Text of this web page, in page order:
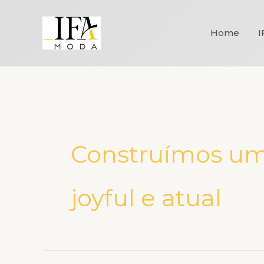
Home
Construímos
joyful e atual